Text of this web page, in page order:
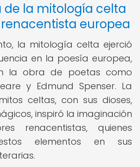
de la mitología celta
europea
la mitología celta ejerció
en la poesía europea,
la obra de poetas como
y Edmund Spenser. La
celtas, con sus dioses,
inspiró la imaginación
renacentistas, quienes
elementos en sus